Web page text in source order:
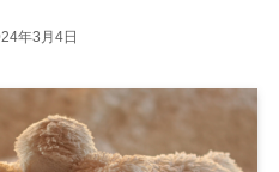
年3月4日